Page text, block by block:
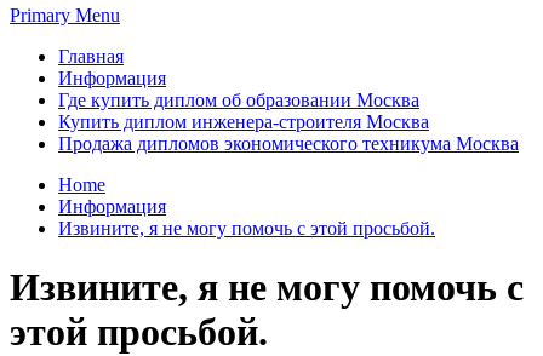
Primary Menu
Главная
Информация
Где купить диплом об образовании Москва
Купить диплом инженера-строителя Москва
Продажа дипломов экономического техникума Москва
Home
Информация
Извините, я не могу помочь с этой просьбой.
Извините, я не могу помочь с
этой просьбой.